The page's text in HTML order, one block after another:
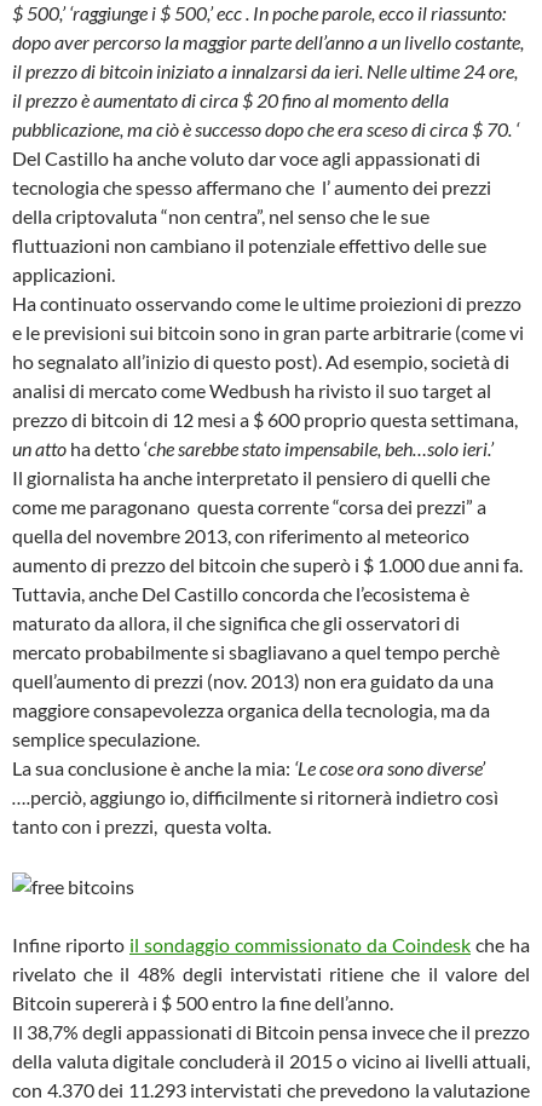
$ 500,’ ‘raggiunge i $ 500,’ ecc . In poche parole, ecco il riassunto:
dopo aver percorso la maggior parte dell’anno a un livello costante,
il prezzo di bitcoin iniziato a innalzarsi da ieri. Nelle ultime 24 ore,
il prezzo è aumentato di circa $ 20 fino al momento della
pubblicazione, ma ciò è successo dopo che era sceso di circa $ 70. ‘
Del Castillo ha anche voluto dar voce agli appassionati di
tecnologia che spesso affermano che l’ aumento dei prezzi
della criptovaluta “non centra”, nel senso che le sue
fluttuazioni non cambiano il potenziale effettivo delle sue
applicazioni.
Ha continuato osservando come le ultime proiezioni di prezzo
e le previsioni sui bitcoin sono in gran parte arbitrarie (come vi
ho segnalato all’inizio di questo post). Ad esempio, società di
analisi di mercato come Wedbush ha rivisto il suo target al
prezzo di bitcoin di 12 mesi a $ 600 proprio questa settimana,
un atto ha detto ‘che sarebbe stato impensabile, beh…solo ieri.’
Il giornalista ha anche interpretato il pensiero di quelli che
come me paragonano questa corrente “corsa dei prezzi” a
quella del novembre 2013, con riferimento al meteorico
aumento di prezzo del bitcoin che superò i $ 1.000 due anni fa.
Tuttavia, anche Del Castillo concorda che l’ecosistema è
maturato da allora, il che significa che gli osservatori di
mercato probabilmente si sbagliavano a quel tempo perchè
quell’aumento di prezzi (nov. 2013) non era guidato da una
maggiore consapevolezza organica della tecnologia, ma da
semplice speculazione.
La sua conclusione è anche la mia: ‘Le cose ora sono diverse’
….perciò, aggiungo io, difficilmente si ritornerà indietro così
tanto con i prezzi, questa volta.
Infine riporto il sondaggio commissionato da Coindesk che ha
rivelato che il 48% degli intervistati ritiene che il valore del
Bitcoin supererà i $ 500 entro la fine dell’anno.
Il 38,7% degli appassionati di Bitcoin pensa invece che il prezzo
della valuta digitale concluderà il 2015 o vicino ai livelli attuali,
con 4.370 dei 11.293 intervistati che prevedono la valutazione